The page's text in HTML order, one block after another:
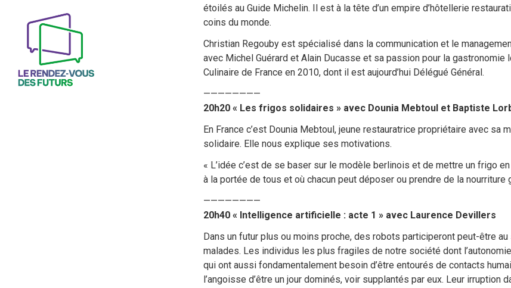
étoilés au Guide Michelin. Il est à la tête d’un empire d’hôtellerie
coins du monde.
Christian Regouby est spécialisé dans la communication et le
avec Michel Guérard et Alain Ducasse et sa passion pour la
Culinaire de France en 2010, dont il est aujourd’hui Délégué Général.
————————
20h20 « Les frigos solidaires » avec Dounia Mebtoul et Baptiste
En France c’est Dounia Mebtoul, jeune restauratrice propriétaire avec sa
solidaire. Elle nous explique ses motivations.
« L’idée c’est de se baser sur le modèle berlinois et de mettre un frigo
à la portée de tous et où chacun peut déposer ou prendre de la nourriture
————————
20h40 « Intelligence artificielle : acte 1 » avec Laurence Devillers
Dans un futur plus ou moins proche, des robots participeront peut-être
malades. Les individus les plus fragiles de notre société dont
qui ont aussi fondamentalement besoin d’être entourés de contacts
l’angoisse d’être un jour dominés, voir supplantés par eux. Leur